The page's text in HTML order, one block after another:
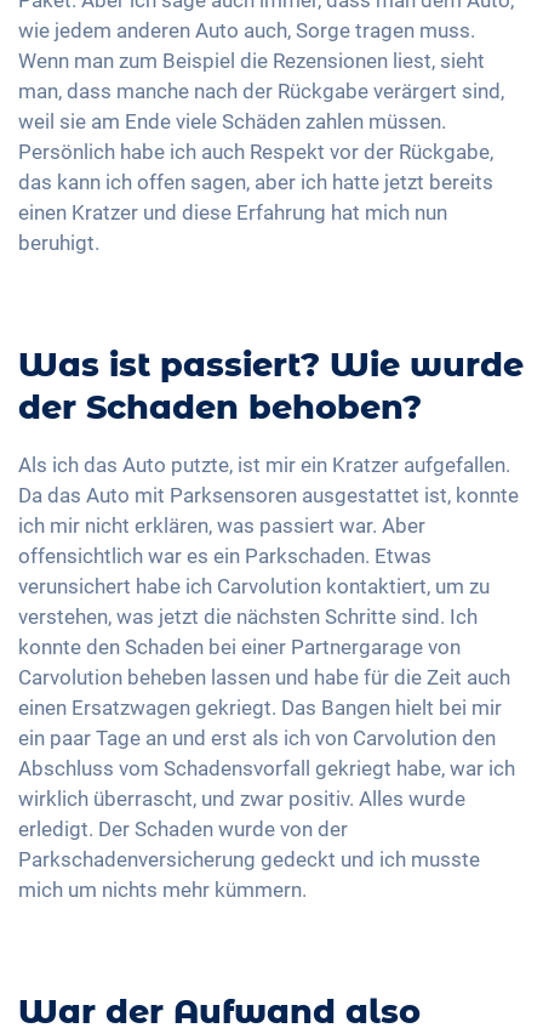
wie jedem anderen Auto auch, Sorge tragen muss.
Wenn man zum Beispiel die Rezensionen liest, sieht
man, dass manche nach der Rückgabe verärgert sind,
weil sie am Ende viele Schäden zahlen müssen.
Persönlich habe ich auch Respekt vor der Rückgabe,
das kann ich offen sagen, aber ich hatte jetzt bereits
einen Kratzer und diese Erfahrung hat mich nun
beruhigt.
Was ist passiert? Wie wurde
der Schaden behoben?
Als ich das Auto putzte, ist mir ein Kratzer aufgefallen.
Da das Auto mit Parksensoren ausgestattet ist, konnte
ich mir nicht erklären, was passiert war. Aber
offensichtlich war es ein Parkschaden. Etwas
verunsichert habe ich Carvolution kontaktiert, um zu
verstehen, was jetzt die nächsten Schritte sind. Ich
konnte den Schaden bei einer Partnergarage von
Carvolution beheben lassen und habe für die Zeit auch
einen Ersatzwagen gekriegt. Das Bangen hielt bei mir
ein paar Tage an und erst als ich von Carvolution den
Abschluss vom Schadensvorfall gekriegt habe, war ich
wirklich überrascht, und zwar positiv. Alles wurde
erledigt. Der Schaden wurde von der
Parkschadenversicherung gedeckt und ich musste
mich um nichts mehr kümmern.
War der Aufwand also